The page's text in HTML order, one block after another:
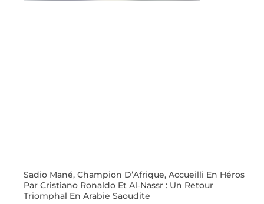
Sadio Mané, Champion D’Afrique, Accueilli En Héros
Par Cristiano Ronaldo Et Al‑Nassr : Un Retour
Triomphal En Arabie Saoudite